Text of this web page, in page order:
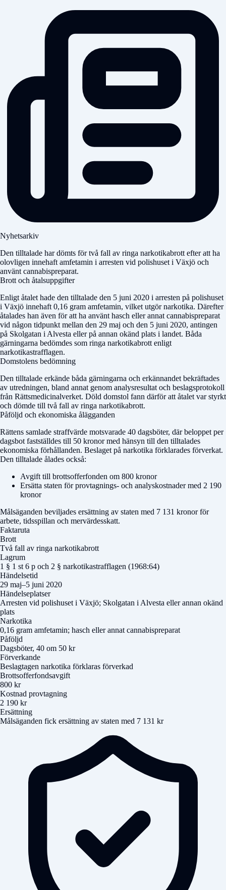
Nyhetsarkiv
Den tilltalade har dömts för två fall av ringa narkotikabrott efter att ha
olovligen innehaft amfetamin i arresten vid polishuset i Växjö och
använt cannabispreparat.
Brott och åtalsuppgifter
Enligt åtalet hade den tilltalade den 5 juni 2020 i arresten på polishuset
i Växjö innehaft 0,16 gram amfetamin, vilket utgör narkotika. Därefter
åtalades han även för att ha använt hasch eller annat cannabispreparat
vid någon tidpunkt mellan den 29 maj och den 5 juni 2020, antingen
på Skolgatan i Alvesta eller på annan okänd plats i landet. Båda
gärningarna bedömdes som ringa narkotikabrott enligt
narkotikastrafflagen.
Domstolens bedömning
Den tilltalade erkände båda gärningarna och erkännandet bekräftades
av utredningen, bland annat genom analysresultat och beslagsprotokoll
från Rättsmedicinalverket. Döld domstol fann därför att åtalet var styrkt
och dömde till två fall av ringa narkotikabrott.
Påföljd och ekonomiska ålägganden
Rättens samlade straffvärde motsvarade 40 dagsböter, där beloppet per
dagsbot fastställdes till 50 kronor med hänsyn till den tilltalades
ekonomiska förhållanden. Beslaget på narkotika förklarades förverkat.
Den tilltalade ålades också:
Avgift till brottsofferfonden om 800 kronor
Ersätta staten för provtagnings- och analyskostnader med 2 190
kronor
Målsäganden beviljades ersättning av staten med 7 131 kronor för
arbete, tidsspillan och mervärdesskatt.
Faktaruta
Brott
Två fall av ringa narkotikabrott
Lagrum
1 § 1 st 6 p och 2 § narkotikastrafflagen (1968:64)
Händelsetid
29 maj–5 juni 2020
Händelseplatser
Arresten vid polishuset i Växjö; Skolgatan i Alvesta eller annan okänd
plats
Narkotika
0,16 gram amfetamin; hasch eller annat cannabispreparat
Påföljd
Dagsböter, 40 om 50 kr
Förverkande
Beslagtagen narkotika förklaras förverkad
Brottsofferfondsavgift
800 kr
Kostnad provtagning
2 190 kr
Ersättning
Målsäganden fick ersättning av staten med 7 131 kr